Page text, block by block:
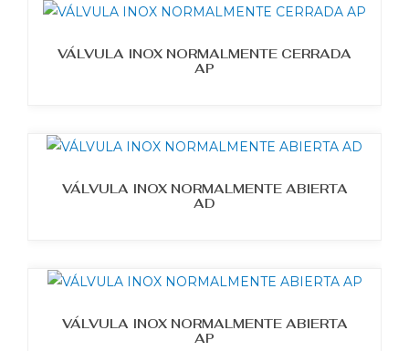
VÁLVULA INOX NORMALMENTE CERRADA
AP
VÁLVULA INOX NORMALMENTE ABIERTA
AD
VÁLVULA INOX NORMALMENTE ABIERTA
AP